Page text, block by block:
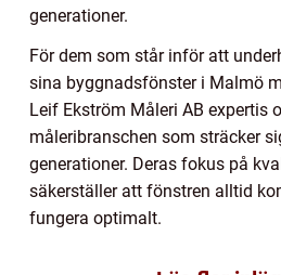
generationer.
För dem som står inför att
sina byggnadsfönster i Malmö
Leif Ekström Måleri AB expertis
måleribranschen som sträcker
generationer. Deras fokus på
säkerställer att fönstren alltid
fungera optimalt.